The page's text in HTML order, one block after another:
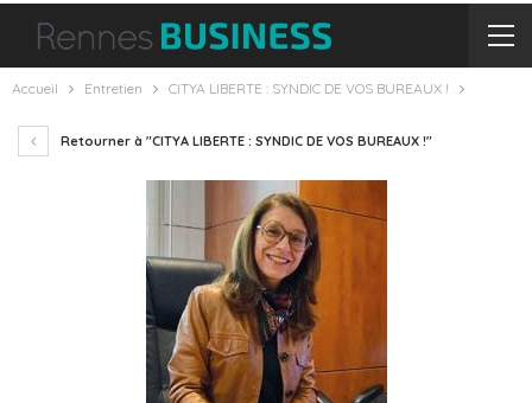
Accueil Entretien CITYA LIBERTE : SYNDIC DE VOS BUREAUX !
Retourner à "CITYA LIBERTE : SYNDIC DE VOS BUREAUX !"